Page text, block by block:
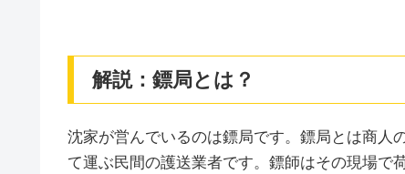
解説：鏢局とは？
沈家が営んでいるのは鏢局です。鏢局とは商人
て運ぶ民間の護送業者です。鏢師はその現場で